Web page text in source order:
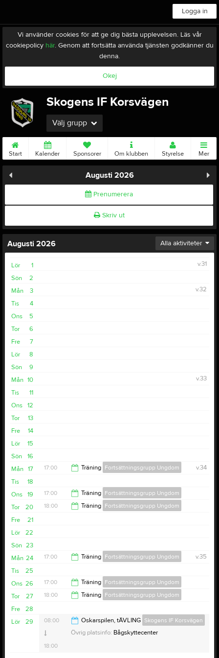
Logga in
Vi använder cookies för att ge dig bästa upplevelsen. Läs vår
cookiepolicy här. Genom att fortsätta använda tjänsten godkänner du
denna.
Okej
Skogens IF Korsvägen
Välj grupp
Start Kalender Sponsorer Om klubben Styrelse Mer
Augusti 2026
Prenumerera
Skriv ut
Augusti 2026 Alla aktiviteter
1
Lör
v.31
2
Sön
3
Mån
v.32
4
Tis
5
Ons
6
Tor
7
Fre
8
Lör
9
Sön
10
Mån
v.33
11
Tis
12
Ons
13
Tor
14
Fre
15
Lör
16
Sön
17
Mån v.34
17:00 Träning Fortsättningsgrupp Ungdom
19:00
18
Tis
19
Ons 17:00 Träning Fortsättningsgrupp Ungdom
20
Tor 18:00 Träning Fortsättningsgrupp Ungdom
21
Fre
22
Lör
23
Sön
24
Mån v.35
17:00 Träning Fortsättningsgrupp Ungdom
19:00
25
Tis
26
Ons 17:00 Träning Fortsättningsgrupp Ungdom
27
Tor 18:00 Träning Fortsättningsgrupp Ungdom
19:00
28
Fre
29
Lör 08:00 Oskarspilen, tÄVLING Skogens IF Korsvägen
18:00
Övrig platsinfo: Bågskyttecenter